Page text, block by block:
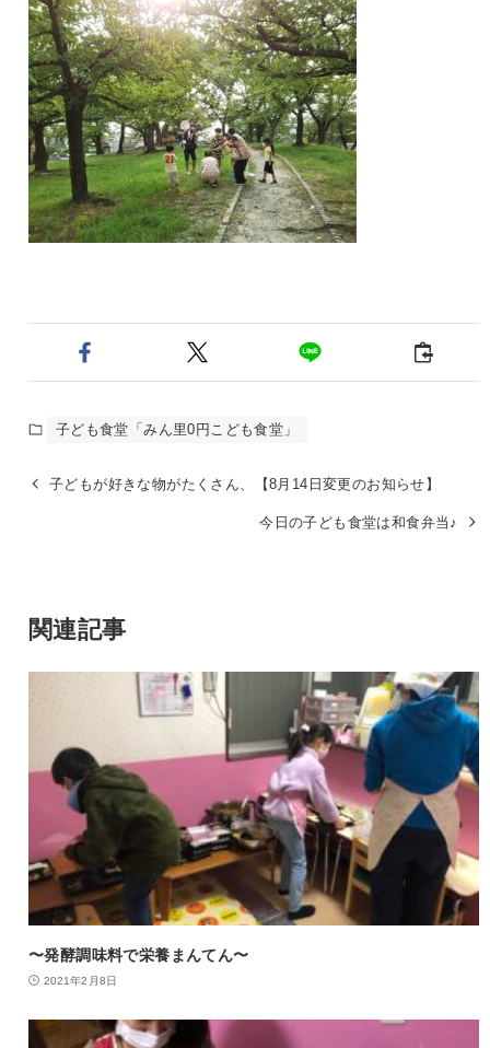
子ども食堂「みん里0円こども食堂」
子どもが好きな物がたくさん、【8月14日変更のお知らせ】
今日の子ども食堂は和食弁当♪
関連記事
〜発酵調味料で栄養まんてん〜
2021年2月8日